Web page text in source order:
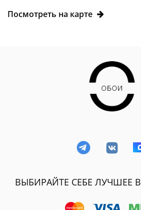
Посмотреть на карте
ВЫБИРАЙТЕ СЕБЕ ЛУЧШЕЕ